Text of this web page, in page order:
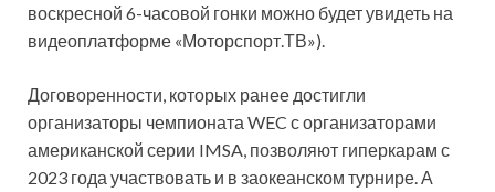
воскресной 6-часовой гонки можно будет увидеть на
видеоплатформе «Моторспорт.ТВ»).
Договоренности, которых ранее достигли
организаторы чемпионата WEC с организаторами
американской серии IMSA, позволяют гиперкарам с
2023 года участвовать и в заокеанском турнире. А